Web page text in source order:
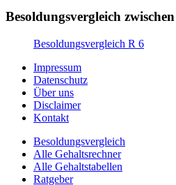
Besoldungsvergleich
Besoldungsvergleich R 6
Impressum
Datenschutz
Über uns
Disclaimer
Kontakt
Besoldungsvergleich
Alle Gehaltsrechner
Alle Gehaltstabellen
Ratgeber